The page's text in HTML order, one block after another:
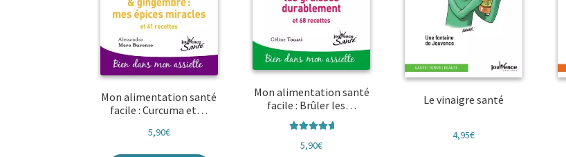
Mon alimentation santé
facile : Curcuma et…
5,90€
Mon alimentation santé
facile : Brûler les…
sur 5
5,90€
Le vinaigre santé
4,95€